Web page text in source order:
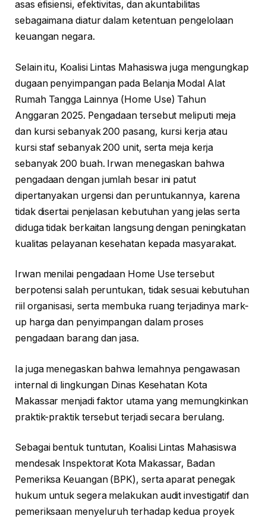
asas efisiensi, efektivitas, dan akuntabilitas
sebagaimana diatur dalam ketentuan pengelolaan
keuangan negara.
Selain itu, Koalisi Lintas Mahasiswa juga mengungkap
dugaan penyimpangan pada Belanja Modal Alat
Rumah Tangga Lainnya (Home Use) Tahun
Anggaran 2025. Pengadaan tersebut meliputi meja
dan kursi sebanyak 200 pasang, kursi kerja atau
kursi staf sebanyak 200 unit, serta meja kerja
sebanyak 200 buah. Irwan menegaskan bahwa
pengadaan dengan jumlah besar ini patut
dipertanyakan urgensi dan peruntukannya, karena
tidak disertai penjelasan kebutuhan yang jelas serta
diduga tidak berkaitan langsung dengan peningkatan
kualitas pelayanan kesehatan kepada masyarakat.
Irwan menilai pengadaan Home Use tersebut
berpotensi salah peruntukan, tidak sesuai kebutuhan
riil organisasi, serta membuka ruang terjadinya mark-
up harga dan penyimpangan dalam proses
pengadaan barang dan jasa.
Ia juga menegaskan bahwa lemahnya pengawasan
internal di lingkungan Dinas Kesehatan Kota
Makassar menjadi faktor utama yang memungkinkan
praktik-praktik tersebut terjadi secara berulang.
Sebagai bentuk tuntutan, Koalisi Lintas Mahasiswa
mendesak Inspektorat Kota Makassar, Badan
Pemeriksa Keuangan (BPK), serta aparat penegak
hukum untuk segera melakukan audit investigatif dan
pemeriksaan menyeluruh terhadap kedua proyek